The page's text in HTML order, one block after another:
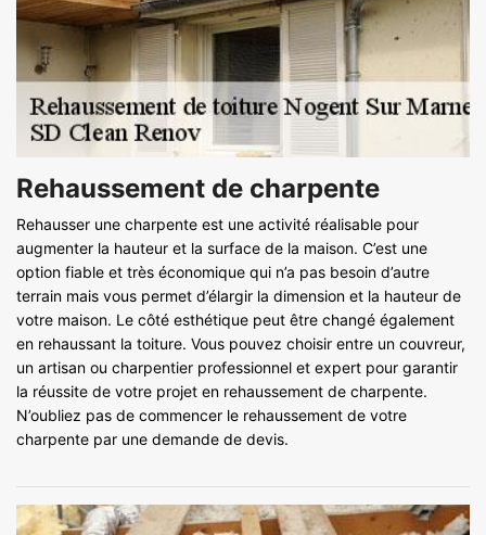
Rehaussement de charpente
Rehausser une charpente est une activité réalisable pour
augmenter la hauteur et la surface de la maison. C’est une
option fiable et très économique qui n’a pas besoin d’autre
terrain mais vous permet d’élargir la dimension et la hauteur de
votre maison. Le côté esthétique peut être changé également
en rehaussant la toiture. Vous pouvez choisir entre un couvreur,
un artisan ou charpentier professionnel et expert pour garantir
la réussite de votre projet en rehaussement de charpente.
N’oubliez pas de commencer le rehaussement de votre
charpente par une demande de devis.